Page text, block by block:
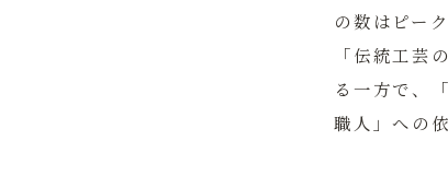
の数はピー
「伝統工芸
る一方で、
職人」への